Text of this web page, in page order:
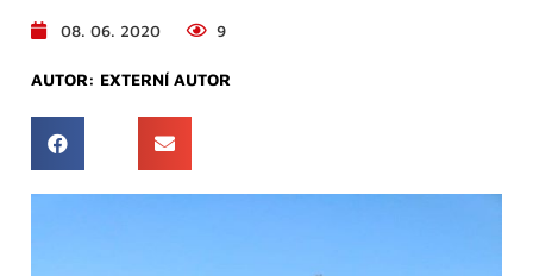
08. 06. 2020 9
AUTOR: EXTERNÍ AUTOR